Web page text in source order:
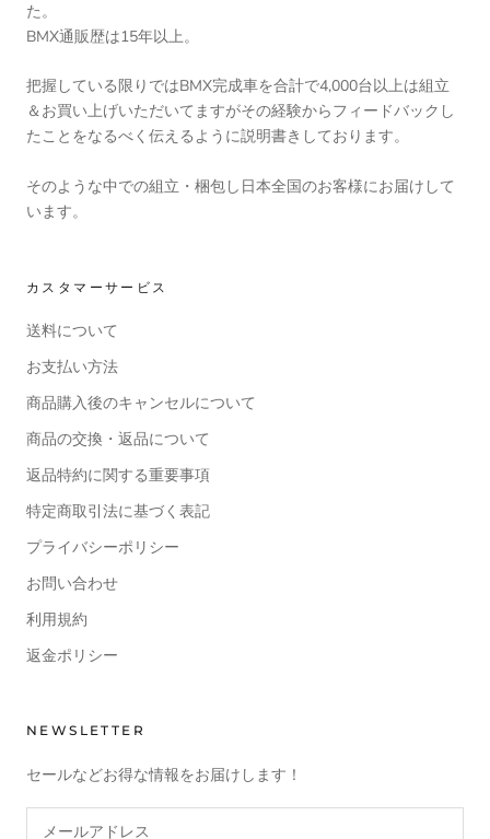
た。
BMX通販歴は15年以上。
把握している限りではBMX完成車を合計で4,000台以上は組立
＆お買い上げいただいてますがその経験からフィードバックし
たことをなるべく伝えるように説明書きしております。
そのような中での組立・梱包し日本全国のお客様にお届けして
います。
カスタマーサービス
送料について
お支払い方法
商品購入後のキャンセルについて
商品の交換・返品について
返品特約に関する重要事項
特定商取引法に基づく表記
プライバシーポリシー
お問い合わせ
利用規約
返金ポリシー
NEWSLETTER
セールなどお得な情報をお届けします！